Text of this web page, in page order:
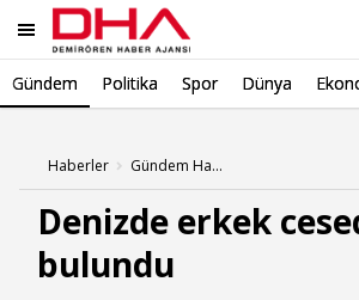
Gündem Politika Spor Dünya
Haberler Gündem Haberleri
Denizde erkek
bulundu